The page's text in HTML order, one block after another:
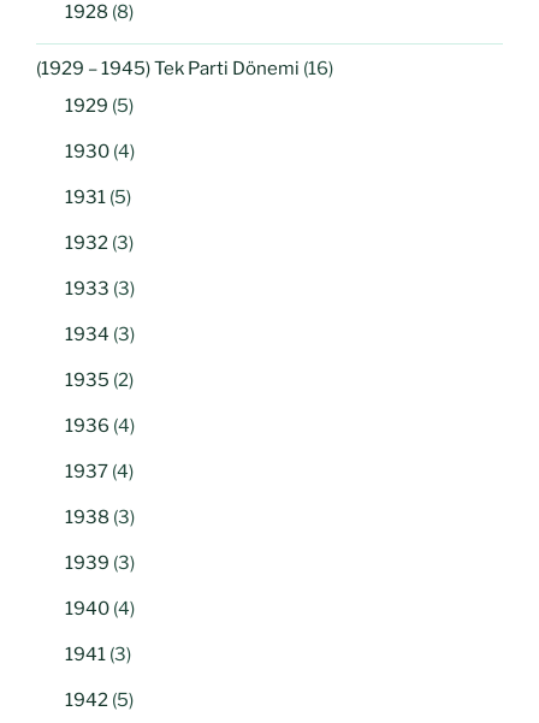
1928 (8)
(1929 – 1945) Tek Parti Dönemi (16)
1929 (5)
1930 (4)
1931 (5)
1932 (3)
1933 (3)
1934 (3)
1935 (2)
1936 (4)
1937 (4)
1938 (3)
1939 (3)
1940 (4)
1941 (3)
1942 (5)